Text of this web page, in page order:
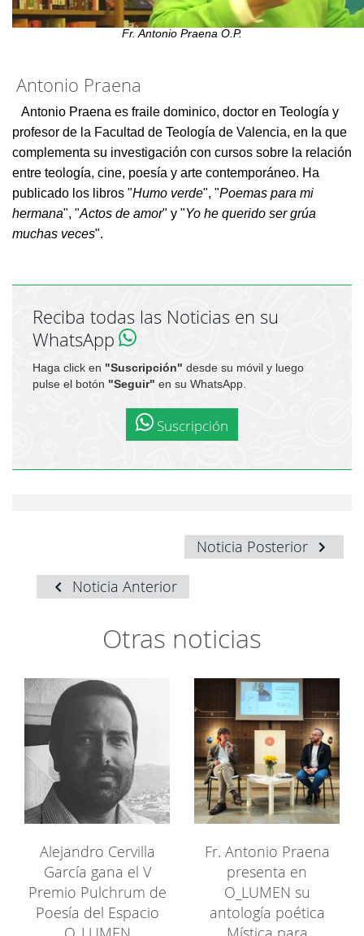
Fr. Antonio Praena O.P.
Antonio Praena
Antonio Praena es fraile dominico, doctor en Teología y
profesor de la Facultad de Teología de Valencia, en la que
complementa su investigación con cursos sobre la relación
entre teología, cine, poesía y arte contemporáneo. Ha
publicado los libros "Humo verde", "Poemas para mi
hermana", "Actos de amor" y "Yo he querido ser grúa
muchas veces".
Reciba todas las Noticias en su
WhatsApp
Haga click en "Suscripción" desde su móvil y luego
pulse el botón "Seguir" en su WhatsApp.
Suscripción
Noticia Posterior
Noticia Anterior
Otras noticias
Alejandro Cervilla
García gana el V
Premio Pulchrum de
Poesía del Espacio
Fr. Antonio Praena
presenta en
O_LUMEN su
antología poética